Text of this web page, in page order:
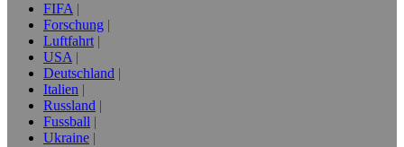
FIFA
Forschung
Luftfahrt
USA
Deutschland
Italien
Russland
Fussball
Ukraine